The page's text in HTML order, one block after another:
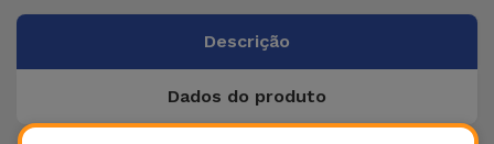
Descrição
Dados do produto